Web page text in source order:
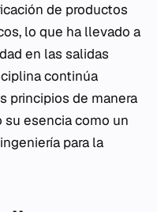
de productos
lo que ha llevado a
en las salidas
continúa
principios de manera
esencia como un
para la